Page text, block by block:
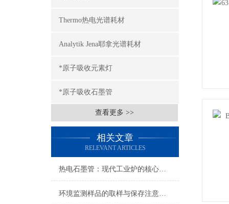
Thermo热电光谱耗材
Analytik Jena耶拿光谱耗材
*原子吸收元素灯
*原子吸收石墨管
查看更多 >>
相关文章
RELEVANT ARTICLES
热电石墨管：现代工业炉的核心组件
环境监测样品的取样与保存注意事项（一）